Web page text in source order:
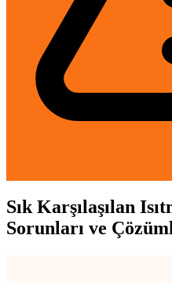
Sık Karşılaşılan
Sorunları ve